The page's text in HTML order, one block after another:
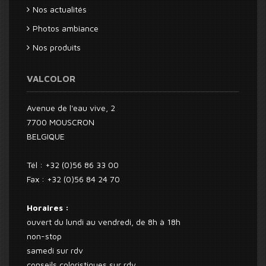
Nos actualités
Photos ambiance
Nos produits
VALCOLOR
Avenue de l'eau vive, 2
7700 MOUSCRON
BELGIQUE
Tél : +32 (0)56 86 33 00
Fax : +32 (0)56 84 24 70
Horaires :
ouvert du lundi au vendredi, de 8h à 18h
non-stop
samedi sur rdv